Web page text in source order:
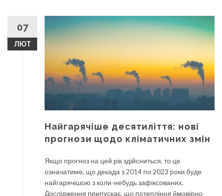
07
ЛЮТ
Найгарячіше десятиліття: нові
прогнози щодо кліматичних змін
Якщо прогноз на цей рік здійсниться, то це
означатиме, що декада з 2014 по 2023 роки буде
найгарячішою з коли-небудь зафіксованих.
Дослідження припускає, що потепління ймовірно